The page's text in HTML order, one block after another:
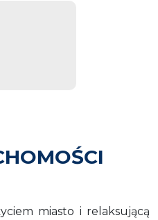
miasto i relaksującą